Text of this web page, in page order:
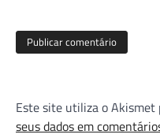
Este site utiliza o Akismet
seus dados em